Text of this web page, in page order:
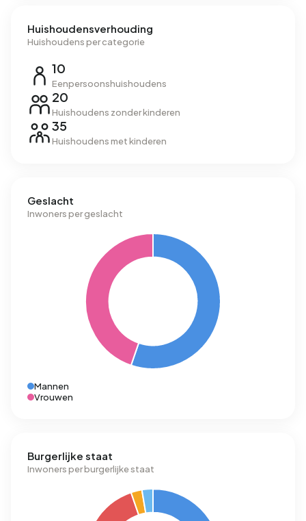
Huishoudensverhouding
Huishoudens per categorie
10
Eenpersoonshuishoudens
20
Huishoudens zonder kinderen
35
Huishoudens met kinderen
Geslacht
Inwoners per geslacht
Mannen
Vrouwen
Burgerlijke staat
Inwoners per burgerlijke staat